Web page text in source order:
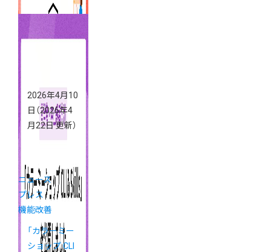
2026年4月10
日 （2026年4
月22日 更新）
ニュース
プレス
機能改善
「カラーミー
ショップ CLI